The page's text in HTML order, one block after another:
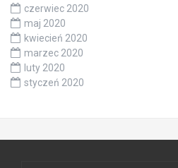
czerwiec 2020
maj 2020
kwiecień 2020
marzec 2020
luty 2020
styczeń 2020